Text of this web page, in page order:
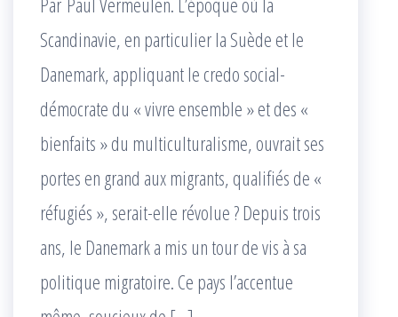
Scandinavie, en particulier la Suède et le
Danemark, appliquant le credo social-
démocrate du « vivre ensemble » et des «
bienfaits » du multiculturalisme, ouvrait ses
portes en grand aux migrants, qualifiés de «
réfugiés », serait-elle révolue ? Depuis trois
ans, le Danemark a mis un tour de vis à sa
politique migratoire. Ce pays l’accentue